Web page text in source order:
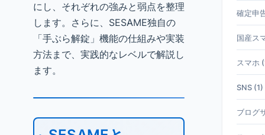
にし、それぞれの強みと弱点を整理
します。さらに、SESAME独自の
「手ぶら解錠」機能の仕組みや実装
方法まで、実践的なレベルで解説し
ます。
確定申
国産ス
スマホ
SNS (1)
ブログ